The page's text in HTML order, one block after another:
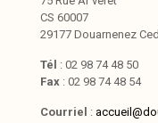
CS 60007
29177 Douarnenez
Tél : 02 98 74 48 50
Fax : 02 98 74 48 54
Courriel :